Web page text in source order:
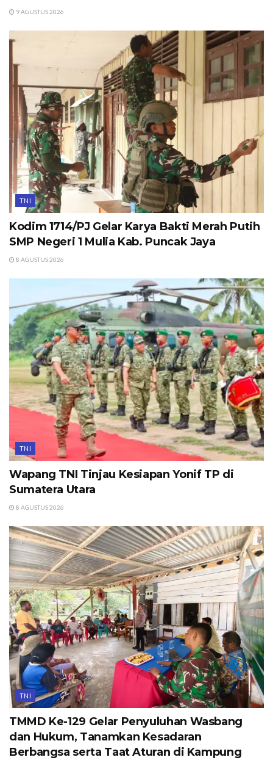
9 AGUSTUS 2026
TNI
Kodim 1714/PJ Gelar Karya Bakti Merah Putih
SMP Negeri 1 Mulia Kab. Puncak Jaya
8 AGUSTUS 2026
TNI
Wapang TNI Tinjau Kesiapan Yonif TP di
Sumatera Utara
8 AGUSTUS 2026
TNI
TMMD Ke-129 Gelar Penyuluhan Wasbang
dan Hukum, Tanamkan Kesadaran
Berbangsa serta Taat Aturan di Kampung